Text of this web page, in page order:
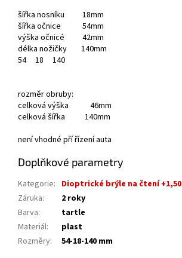
šířka nosníku 18mm
šířka očnice 54mm
výška očnicé 42mm
délka nožičky 140mm
54 18 140
rozměr obruby:
celková výška 46mm
celková šířka 140mm
není vhodné pří řízení auta
Doplňkové parametry
Kategorie: Dioptrické brýle na čtení +1,50
Záruka:
2 roky
Barva:
tartle
Materiál:
plast
Rozměry: 54-18-140 mm